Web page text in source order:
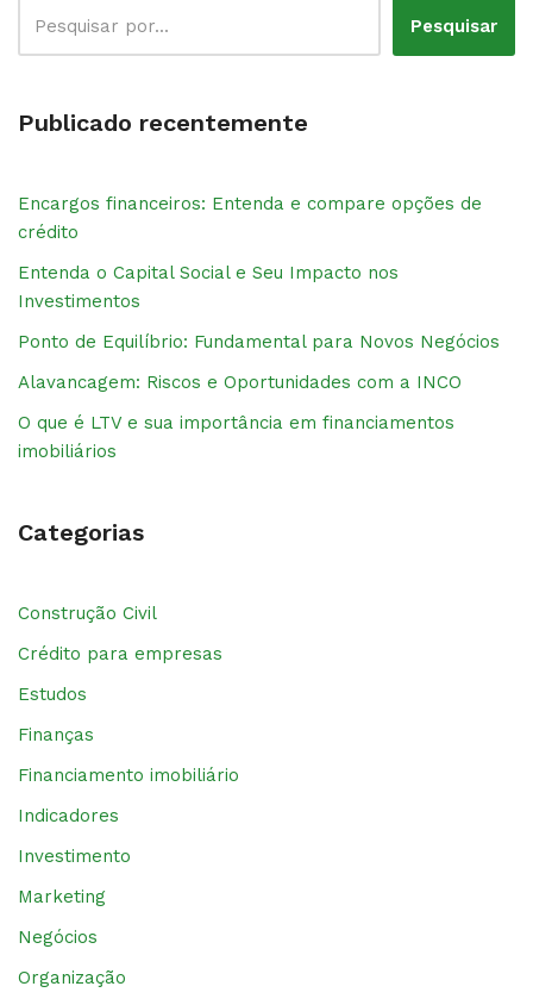
Pesquisar
Publicado recentemente
Encargos financeiros: Entenda e compare opções de
crédito
Entenda o Capital Social e Seu Impacto nos
Investimentos
Ponto de Equilíbrio: Fundamental para Novos Negócios
Alavancagem: Riscos e Oportunidades com a INCO
O que é LTV e sua importância em financiamentos
imobiliários
Categorias
Construção Civil
Crédito para empresas
Estudos
Finanças
Financiamento imobiliário
Indicadores
Investimento
Marketing
Negócios
Organização